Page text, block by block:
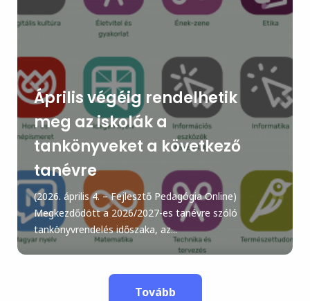
Április végéig rendelhetik
meg az iskolák a
tankönyveket a következő
tanévre
(2026. április 4. – Fejlesztő Pedagógia Online)
Megkezdődött a 2026/2027-es tanévre szóló
tankönyvrendelés időszaka, az...
Tovább